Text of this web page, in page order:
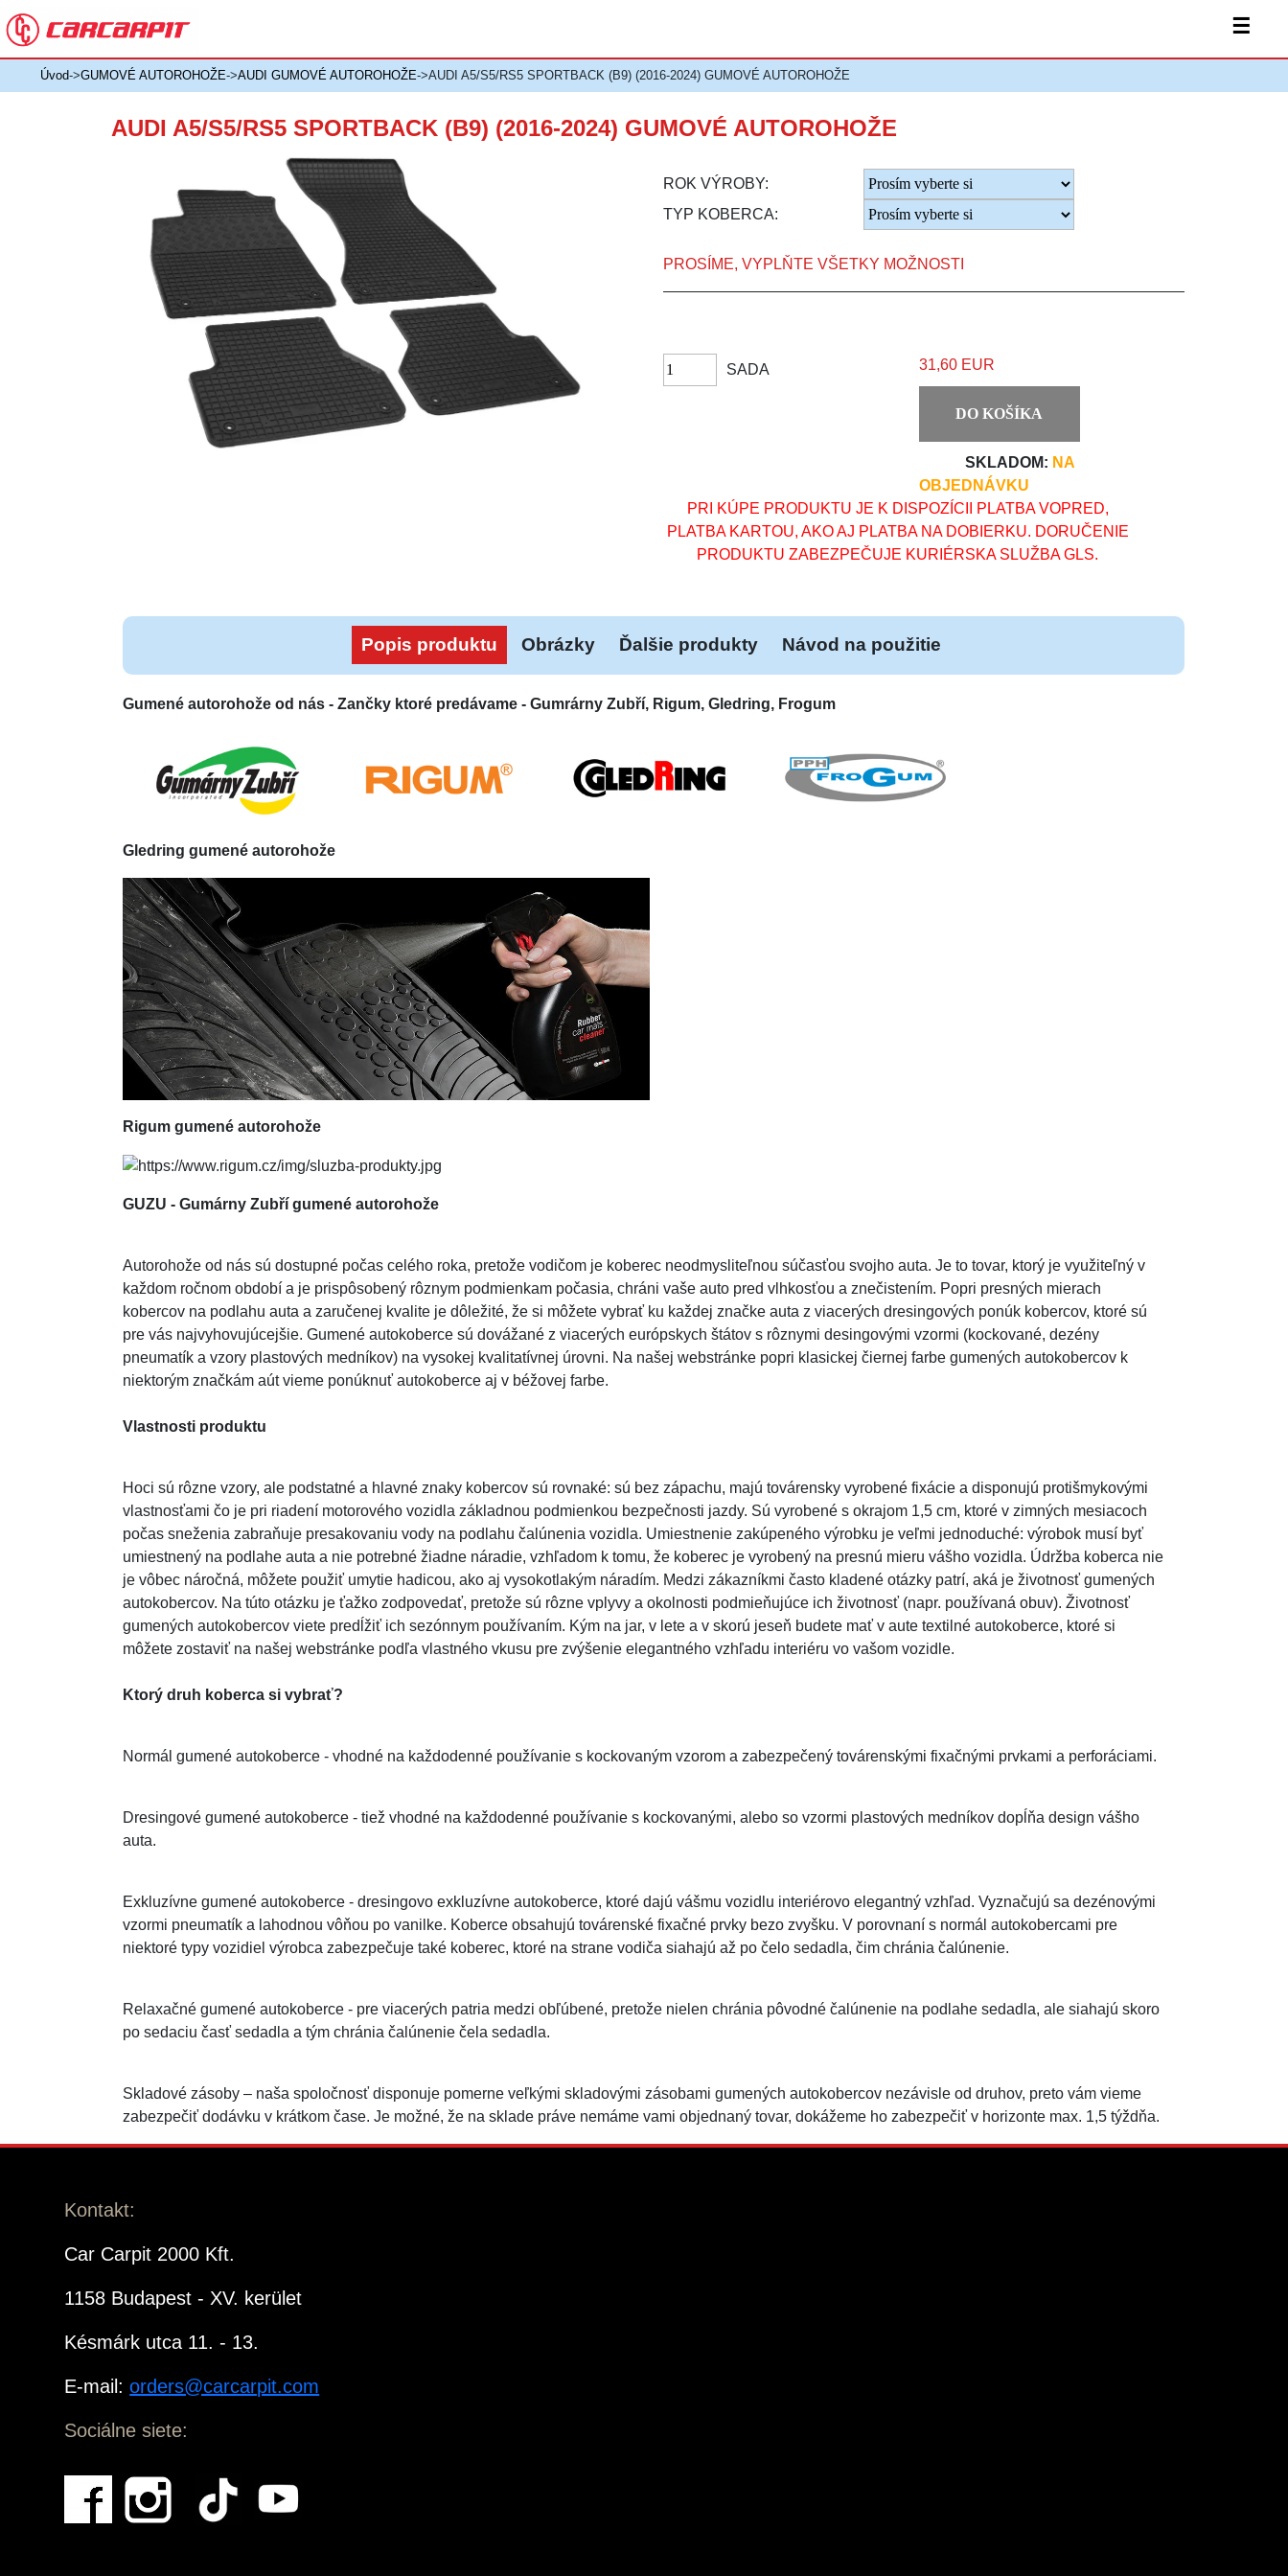
☰
Úvod->GUMOVÉ AUTOROHOŽE->AUDI GUMOVÉ AUTOROHOŽE->AUDI A5/S5/RS5 SPORTBACK (B9) (2016-2024) GUMOVÉ AUTOROHOŽE
AUDI A5/S5/RS5 SPORTBACK (B9) (2016-2024) GUMOVÉ AUTOROHOŽE
ROK VÝROBY:
TYP KOBERCA:
PROSÍME, VYPLŇTE VŠETKY MOŽNOSTI
SADA 31,60 EUR
DO KOŠÍKA
SKLADOM: NA
OBJEDNÁVKU
PRI KÚPE PRODUKTU JE K DISPOZÍCII PLATBA VOPRED,
PLATBA KARTOU, AKO AJ PLATBA NA DOBIERKU. DORUČENIE
PRODUKTU ZABEZPEČUJE KURIÉRSKA SLUŽBA GLS.
Popis produktu Obrázky Ďalšie produkty Návod na použitie
Gumené autorohože od nás - Zančky ktoré predávame - Gumrárny Zubří, Rigum, Gledring, Frogum
Gledring gumené autorohože
Rigum gumené autorohože
GUZU - Gumárny Zubří gumené autorohože
Autorohože od nás sú dostupné počas celého roka, pretože vodičom je koberec neodmysliteľnou súčasťou svojho auta. Je to tovar, ktorý je využiteľný v
každom ročnom období a je prispôsobený rôznym podmienkam počasia, chráni vaše auto pred vlhkosťou a znečistením. Popri presných mierach
kobercov na podlahu auta a zaručenej kvalite je dôležité, že si môžete vybrať ku každej značke auta z viacerých dresingových ponúk kobercov, ktoré sú
pre vás najvyhovujúcejšie. Gumené autokoberce sú dovážané z viacerých európskych štátov s rôznymi desingovými vzormi (kockované, dezény
pneumatík a vzory plastových medníkov) na vysokej kvalitatívnej úrovni. Na našej webstránke popri klasickej čiernej farbe gumených autokobercov k
niektorým značkám aút vieme ponúknuť autokoberce aj v béžovej farbe.
Vlastnosti produktu
Hoci sú rôzne vzory, ale podstatné a hlavné znaky kobercov sú rovnaké: sú bez zápachu, majú továrensky vyrobené fixácie a disponujú protišmykovými
vlastnosťami čo je pri riadení motorového vozidla základnou podmienkou bezpečnosti jazdy. Sú vyrobené s okrajom 1,5 cm, ktoré v zimných mesiacoch
počas sneženia zabraňuje presakovaniu vody na podlahu čalúnenia vozidla. Umiestnenie zakúpeného výrobku je veľmi jednoduché: výrobok musí byť
umiestnený na podlahe auta a nie potrebné žiadne náradie, vzhľadom k tomu, že koberec je vyrobený na presnú mieru vášho vozidla. Údržba koberca nie
je vôbec náročná, môžete použiť umytie hadicou, ako aj vysokotlakým náradím. Medzi zákazníkmi často kladené otázky patrí, aká je životnosť gumených
autokobercov. Na túto otázku je ťažko zodpovedať, pretože sú rôzne vplyvy a okolnosti podmieňujúce ich životnosť (napr. používaná obuv). Životnosť
gumených autokobercov viete predĺžiť ich sezónnym používaním. Kým na jar, v lete a v skorú jeseň budete mať v aute textilné autokoberce, ktoré si
môžete zostaviť na našej webstránke podľa vlastného vkusu pre zvýšenie elegantného vzhľadu interiéru vo vašom vozidle.
Ktorý druh koberca si vybrať?
Normál gumené autokoberce - vhodné na každodenné používanie s kockovaným vzorom a zabezpečený továrenskými fixačnými prvkami a perforáciami.
Dresingové gumené autokoberce - tiež vhodné na každodenné používanie s kockovanými, alebo so vzormi plastových medníkov dopĺňa design vášho
auta.
Exkluzívne gumené autokoberce - dresingovo exkluzívne autokoberce, ktoré dajú vášmu vozidlu interiérovo elegantný vzhľad. Vyznačujú sa dezénovými
vzormi pneumatík a lahodnou vôňou po vanilke. Koberce obsahujú továrenské fixačné prvky bezo zvyšku. V porovnaní s normál autokobercami pre
niektoré typy vozidiel výrobca zabezpečuje také koberec, ktoré na strane vodiča siahajú až po čelo sedadla, čim chránia čalúnenie.
Relaxačné gumené autokoberce - pre viacerých patria medzi obľúbené, pretože nielen chránia pôvodné čalúnenie na podlahe sedadla, ale siahajú skoro
po sedaciu časť sedadla a tým chránia čalúnenie čela sedadla.
Skladové zásoby – naša spoločnosť disponuje pomerne veľkými skladovými zásobami gumených autokobercov nezávisle od druhov, preto vám vieme
zabezpečiť dodávku v krátkom čase. Je možné, že na sklade práve nemáme vami objednaný tovar, dokážeme ho zabezpečiť v horizonte max. 1,5 týždňa.
Kontakt:
Car Carpit 2000 Kft.
1158 Budapest - XV. kerület
Késmárk utca 11. - 13.
E-mail:orders@carcarpit.com
Sociálne siete: